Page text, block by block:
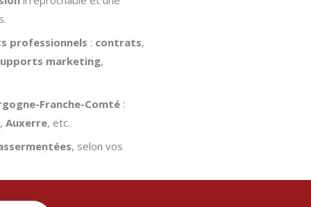
professionnels : contrats,
marketing,
Franche-Comté :
, Auxerre, etc.
, selon vos